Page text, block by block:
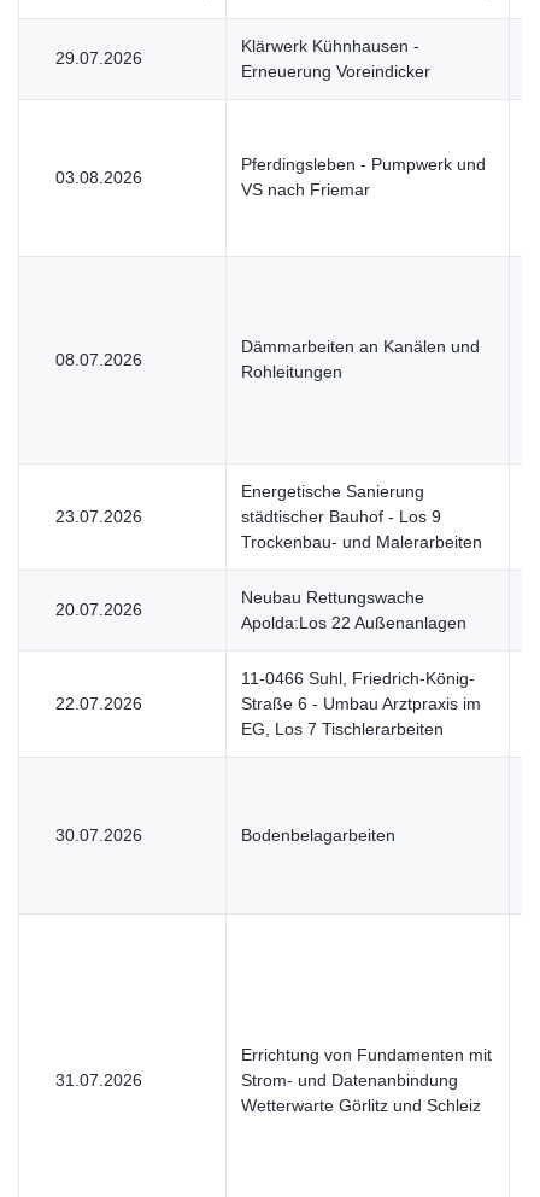
29.07.2026
Klärwerk Kühnhausen -
Erneuerung Voreindicker
03.08.2026
Pferdingsleben - Pumpwerk und
VS nach Friemar
08.07.2026
Dämmarbeiten an Kanälen und
Rohleitungen
23.07.2026
Energetische Sanierung
städtischer Bauhof - Los 9
Trockenbau- und Malerarbeiten
20.07.2026
Neubau Rettungswache
Apolda:Los 22 Außenanlagen
22.07.2026
11-0466 Suhl, Friedrich-König-
Straße 6 - Umbau Arztpraxis im
EG, Los 7 Tischlerarbeiten
30.07.2026 Bodenbelagarbeiten
31.07.2026
Errichtung von Fundamenten mit
Strom- und Datenanbindung
Wetterwarte Görlitz und Schleiz